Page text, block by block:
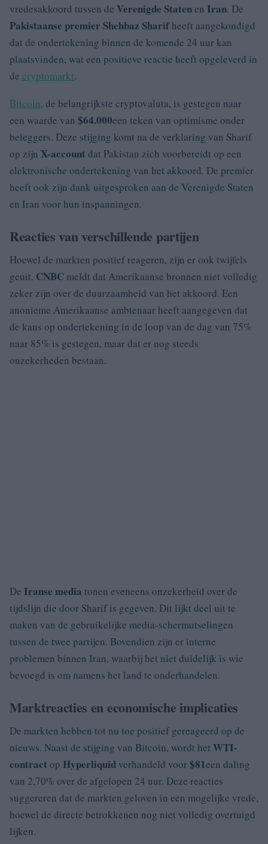
vredesakkoord tussen de Verenigde Statenen Iran. De
Pakistaanse premier Shehbaz Sharifheeft aangekondigd
dat de ondertekening binnen de komende 24 uur kan
plaatsvinden, wat een positieve reactie heeft opgeleverd in
de cryptomarkt.
Bitcoin, de belangrijkste cryptovaluta, is gestegen naar
een waarde van $64.000een teken van optimisme onder
beleggers. Deze stijging komt na de verklaring van Sharif
op zijn X-account dat Pakistan zich voorbereidt op een
elektronische ondertekening van het akkoord. De premier
heeft ook zijn dank uitgesproken aan de Verenigde Staten
en Iran voor hun inspanningen.
Reacties van verschillende partijen
Hoewel de markten positief reageren, zijn er ook twijfels
geuit. CNBC meldt dat Amerikaanse bronnen niet volledig
zeker zijn over de duurzaamheid van het akkoord. Een
anonieme Amerikaanse ambtenaar heeft aangegeven dat
de kans op ondertekening in de loop van de dag van 75%
naar 85% is gestegen, maar dat er nog steeds
onzekerheden bestaan.
De Iranse media tonen eveneens onzekerheid over de
tijdslijn die door Sharif is gegeven. Dit lijkt deel uit te
maken van de gebruikelijke media-schermutselingen
tussen de twee partijen. Bovendien zijn er interne
problemen binnen Iran, waarbij het niet duidelijk is wie
bevoegd is om namens het land te onderhandelen.
Marktreacties en economische implicaties
De markten hebben tot nu toe positief gereageerd op de
nieuws. Naast de stijging van Bitcoin, wordt het WTI-
contract op Hyperliquid verhandeld voor$81een daling
van 2,70% over de afgelopen 24 uur. Deze reacties
suggereren dat de markten geloven in een mogelijke vrede,
hoewel de directe betrokkenen nog niet volledig overtuigd
lijken.